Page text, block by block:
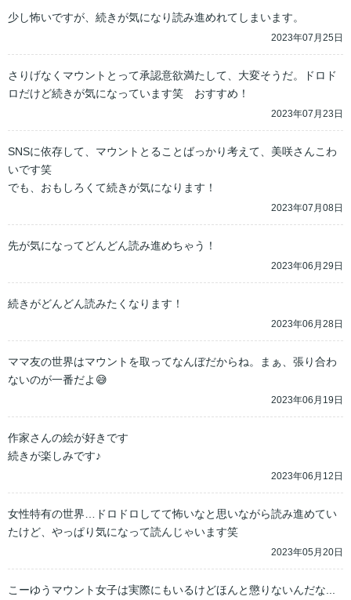
2023年07月25日
さりげなくマウントとって承認意欲満たして、大変そうだ。ドロド
ロだけど続きが気になっています笑　おすすめ！
2023年07月23日
SNSに依存して、マウントとることばっかり考えて、美咲さんこわ
いです笑
でも、おもしろくて続きが気になります！
2023年07月08日
先が気になってどんどん読み進めちゃう！
2023年06月29日
続きがどんどん読みたくなります！
2023年06月28日
ママ友の世界はマウントを取ってなんぼだからね。まぁ、張り合わ
ないのが一番だよ😅
2023年06月19日
作家さんの絵が好きです
続きが楽しみです♪
2023年06月12日
女性特有の世界…ドロドロしてて怖いなと思いながら読み進めてい
たけど、やっぱり気になって読んじゃいます笑
2023年05月20日
こーゆうマウント女子は実際にもいるけどほんと懲りないんだな...